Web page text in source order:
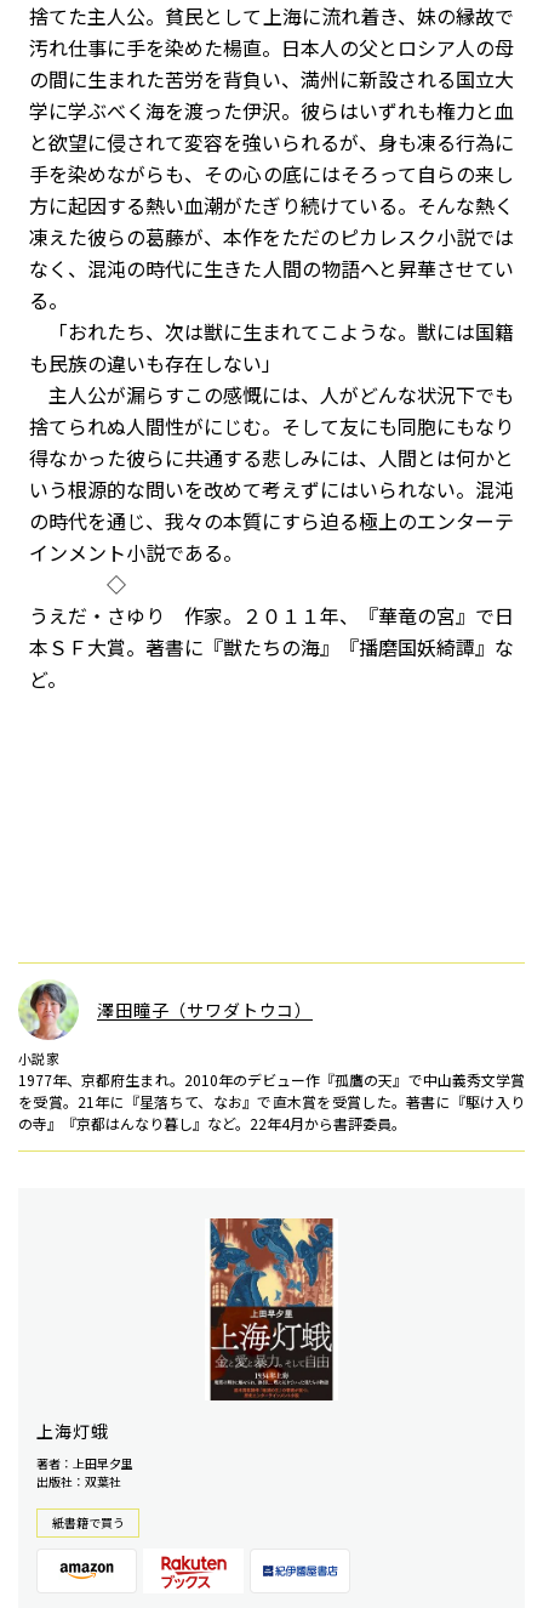
捨てた主人公。貧民として上海に流れ着き、妹の縁故で
汚れ仕事に手を染めた楊直。日本人の父とロシア人の母
の間に生まれた苦労を背負い、満州に新設される国立大
学に学ぶべく海を渡った伊沢。彼らはいずれも権力と血
と欲望に侵されて変容を強いられるが、身も凍る行為に
手を染めながらも、その心の底にはそろって自らの来し
方に起因する熱い血潮がたぎり続けている。そんな熱く
凍えた彼らの葛藤が、本作をただのピカレスク小説では
なく、混沌の時代に生きた人間の物語へと昇華させてい
る。
「おれたち、次は獣に生まれてこような。獣には国籍
も民族の違いも存在しない」
主人公が漏らすこの感慨には、人がどんな状況下でも
捨てられぬ人間性がにじむ。そして友にも同胞にもなり
得なかった彼らに共通する悲しみには、人間とは何かと
いう根源的な問いを改めて考えずにはいられない。混沌
の時代を通じ、我々の本質にすら迫る極上のエンターテ
インメント小説である。
◇
うえだ・さゆり 作家。２０１１年、『華竜の宮』で日
本ＳＦ大賞。著書に『獣たちの海』『播磨国妖綺譚』な
ど。
澤田瞳子（サワダトウコ）
小説家
1977年、京都府生まれ。2010年のデビュー作『孤鷹の天』で中山義秀文学賞
を受賞。21年に『星落ちて、なお』で直木賞を受賞した。著書に『駆け入り
の寺』『京都はんなり暮し』など。22年4月から書評委員。
上海灯蛾
著者：上田早夕里
出版社：双葉社
紙書籍で買う